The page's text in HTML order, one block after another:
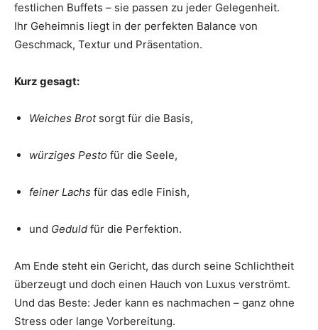
festlichen Buffets – sie passen zu jeder Gelegenheit.
Ihr Geheimnis liegt in der perfekten Balance von
Geschmack, Textur und Präsentation.
Kurz gesagt:
Weiches Brotsorgt für die Basis,
würziges Pesto für die Seele,
feiner Lachs für das edle Finish,
und Geduld für die Perfektion.
Am Ende steht ein Gericht, das durch seine Schlichtheit
überzeugt und doch einen Hauch von Luxus verströmt.
Und das Beste: Jeder kann es nachmachen – ganz ohne
Stress oder lange Vorbereitung.